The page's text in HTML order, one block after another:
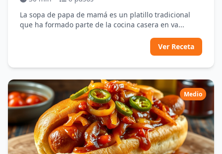
La sopa de papa de mamá es un platillo tradicional
que ha formado parte de la cocina casera en va...
Ver Receta
Medio